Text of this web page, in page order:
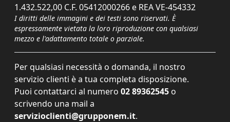
1.432.522,00 C.F. 05412000266 e REA VE-454332
I diritti delle immagini e dei testi sono riservati. È
espressamente vietata la loro riproduzione con qualsiasi
mezzo e l'adattamento totale o parziale.
Per qualsiasi necessità o domanda, il nostro
servizio clienti è a tua completa disposizione.
Puoi contattarci al numero 02 89362545 o
scrivendo una mail a
servizioclienti@grupponem.it.